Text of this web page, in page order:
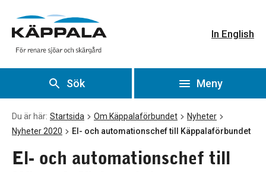
In English
Sök Meny
Du är här: Startsida Om Käppalaförbundet
Nyheter
Nyheter 2020
El- och automationschef till Käppalaförbundet
El- och automationschef till